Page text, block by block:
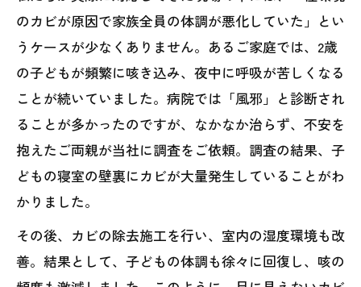
のカビが原因で家族全員の体調が悪化していた」とい
うケースが少なくありません。あるご家庭では、2歳
の子どもが頻繁に咳き込み、夜中に呼吸が苦しくなる
ことが続いていました。病院では「風邪」と診断され
ることが多かったのですが、なかなか治らず、不安を
抱えたご両親が当社に調査をご依頼。調査の結果、子
どもの寝室の壁裏にカビが大量発生していることがわ
かりました。
その後、カビの除去施工を行い、室内の湿度環境も改
善。結果として、子どもの体調も徐々に回復し、咳の